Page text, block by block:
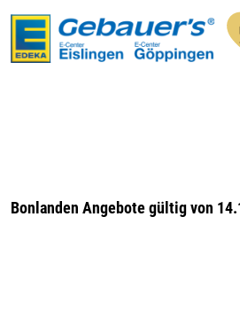
Bonlanden Angebote gültig von